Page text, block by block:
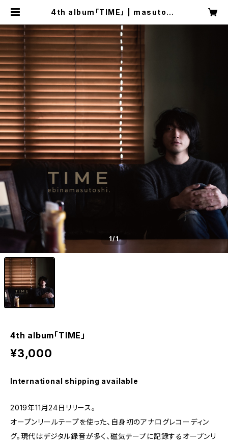
4th album「TIME」 | masutosh
1/1
4th album「TIME」
¥3,000
International shipping available
2019年11月24日リリース。
オープンリールテープを使った、自身初のアナログレコーディン
グ。現代はデジタル録音が多く、磁気テープに記録するオープンリ